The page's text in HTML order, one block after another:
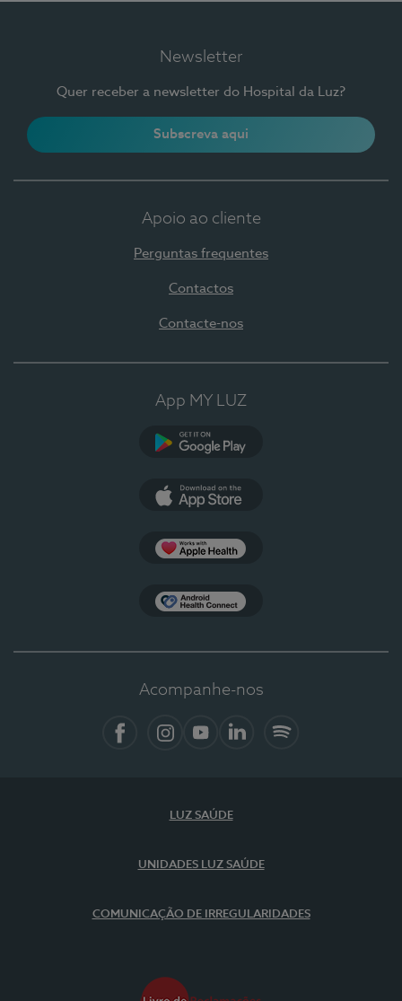
Newsletter
Quer receber a newsletter do Hospital da Luz?
Subscreva aqui
Apoio ao cliente
Perguntas frequentes
Contactos
Contacte-nos
App MY LUZ
Acompanhe-nos
LUZ SAÚDE
UNIDADES LUZ SAÚDE
COMUNICAÇÃO DE IRREGULARIDADES